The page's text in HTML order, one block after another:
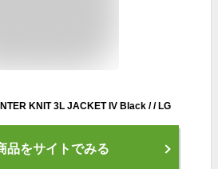
KNIT 3L JACKET IV Black / / LG
品をサイトでみる